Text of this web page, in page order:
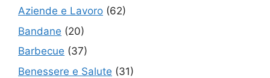
Aziende e Lavoro (62)
Bandane (20)
Barbecue (37)
Benessere e Salute (31)